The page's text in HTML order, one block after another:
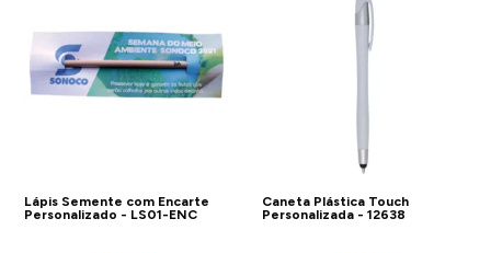
Lápis Semente com Encarte
Personalizado - LS01-ENC
Caneta Plástica Touch
Personalizada - 12638